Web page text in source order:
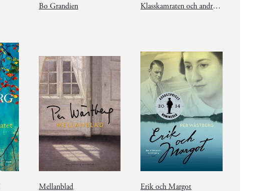
Bo Grandien Klasskamraten och andra möten
Mellanblad Erik och Margot